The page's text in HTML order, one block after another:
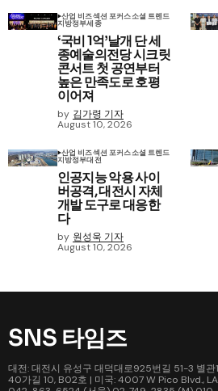
산업 비즈섹션 포커스소셜 트렌드
지방정부세종
‘국비 1억’날개 단 세
종예술의전당 시크릿
콘서트 첫 공연부터
높은 만족도로 호평
이어져
by 김가령 기자
August 10, 2026
산업 비즈섹션 포커스소셜 트렌드
지방정부대전
인공지능 악용 사이
버공격, 대전시 자체
개발 도구로 대응한
다
by 원성욱 기자
August 10, 2026
SNS 타임즈
대전: 대전시 유성구 대덕대로925번길 51-3 별관
40가길 10, B02호 | 미국: 4007 W Pico Blvd.,